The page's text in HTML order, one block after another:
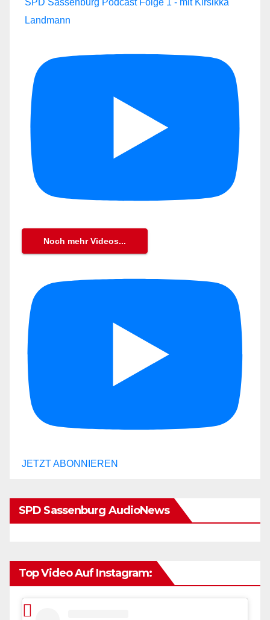
Landmann
Noch mehr Videos...
JETZT ABONNIEREN
SPD Sassenburg AudioNews
Top Video Auf Instagram: